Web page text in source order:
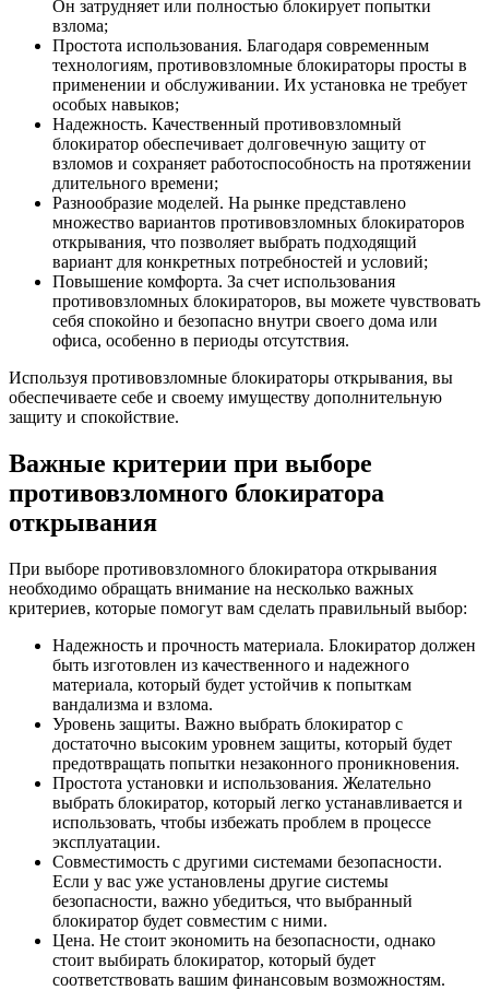
Он затрудняет или полностью блокирует попытки
взлома;
Простота использования. Благодаря современным
технологиям, противовзломные блокираторы просты в
применении и обслуживании. Их установка не требует
особых навыков;
Надежность. Качественный противовзломный
блокиратор обеспечивает долговечную защиту от
взломов и сохраняет работоспособность на протяжении
длительного времени;
Разнообразие моделей. На рынке представлено
множество вариантов противовзломных блокираторов
открывания, что позволяет выбрать подходящий
вариант для конкретных потребностей и условий;
Повышение комфорта. За счет использования
противовзломных блокираторов, вы можете чувствовать
себя спокойно и безопасно внутри своего дома или
офиса, особенно в периоды отсутствия.
Используя противовзломные блокираторы открывания, вы
обеспечиваете себе и своему имуществу дополнительную
защиту и спокойствие.
Важные критерии при выборе
противовзломного блокиратора
открывания
При выборе противовзломного блокиратора открывания
необходимо обращать внимание на несколько важных
критериев, которые помогут вам сделать правильный выбор:
Надежность и прочность материала. Блокиратор должен
быть изготовлен из качественного и надежного
материала, который будет устойчив к попыткам
вандализма и взлома.
Уровень защиты. Важно выбрать блокиратор с
достаточно высоким уровнем защиты, который будет
предотвращать попытки незаконного проникновения.
Простота установки и использования. Желательно
выбрать блокиратор, который легко устанавливается и
использовать, чтобы избежать проблем в процессе
эксплуатации.
Совместимость с другими системами безопасности.
Если у вас уже установлены другие системы
безопасности, важно убедиться, что выбранный
блокиратор будет совместим с ними.
Цена. Не стоит экономить на безопасности, однако
стоит выбирать блокиратор, который будет
соответствовать вашим финансовым возможностям.